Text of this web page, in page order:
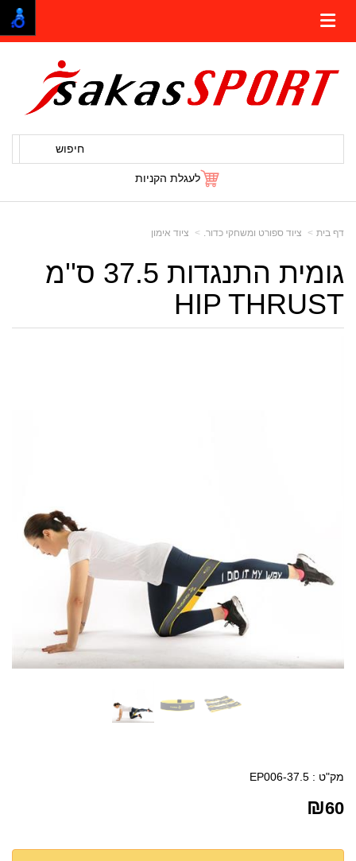
חיפוש
לעגלת הקניות
דף בית ציוד ספורט ומשחקי כדור. ציוד אימון
גומית התנגדות 37.5 ס''מ
HIP THRUST
מק"ט : EP006-37.5
₪60